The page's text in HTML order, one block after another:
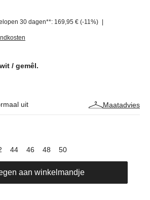
30 dagen**: 169,95 € (-11%) |
/ gemêl.
uit Maatadvies
44 46 48 50
aan winkelmandje